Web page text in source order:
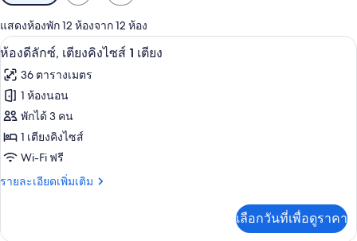
กรอง
ที่
มี
ให้
สำหรับ
ห้อง
พัก
แสดงห้องพัก 12 ห้องจาก 12 ห้อง
เปิด
ภาพถ่าย
ทั้งหมด
ของ
ห้อง
ดี
ลัก
เตียง
เครื่องนอนระดับพรีเมียม, ผ้านวมขนเ
6
ห้องดีลักซ์, เตียงคิงไซส์ 1 เตียง
36 ตารางเมตร
1 ห้องนอน
พักได้ 3 คน
1 เตียงคิงไซส์
Wi-Fi ฟรี
รายละเอียดเพิ่มเติม
ราย
เกี่ยว
เลือกวันที่เพื่อดูราคา